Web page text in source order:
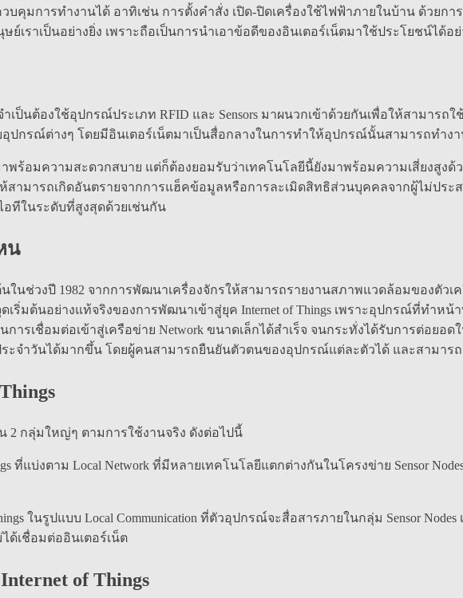
บคุมการทำงานได้ อาทิเช่น การตั้งคำสั่ง เปิด-ปิดเครื่องใช้ไฟฟ้าภายในบ้าน ด้วยก
เราเป็นอย่างยิ่ง เพราะถือเป็นการนำเอาข้อดีของอินเตอร์เน็ตมาใช้ประโยชน์ได้
เป็นต้องใช้อุปกรณ์ประเภท RFID และ Sensors มาผนวกเข้าด้วยกันเพื่อให้สามาร
ปกรณ์ต่างๆ โดยมีอินเตอร์เน็ตมาเป็นสื่อกลางในการทำให้อุปกรณ์นั้นสามารถทำง
พร้อมความสะดวกสบาย แต่ก็ต้องยอมรับว่าเทคโนโลยีนี้ยังมาพร้อมความเสี่ยงสูง
ามารถเกิดอันตรายจากการแฮ็คข้อมูลหรือการละเมิดสิทธิส่วนบุคคลจากผู้ไม่ประ
ทีในระดับที่สูงสุดด้วยเช่นกัน
น
ต้นในช่วงปี 1982 จากการพัฒนาเครื่องจักรให้สามารถรายงานสภาพแวดล้อมของตัว
ริ่มต้นอย่างแท้จริงของการพัฒนาเข้าสู่ยุค Internet of Things เพราะอุปกรณ์ที่ทำหน้
ารเชื่อมต่อเข้าสู่เครือข่าย Network ขนาดเล็กได้สำเร็จ จนกระทั่งได้รับการต่อย
ะจำวันได้มากขึ้น โดยผู้คนสามารถยืนยันตัวตนของอุปกรณ์แต่ละตัวได้ และสามารถ
น 2 กลุ่มใหญ่ๆ ตามการใช้งานจริง ดังต่อไปนี้
ที่แบ่งตาม Local Network ที่มีหลายเทคโนโลยีแตกต่างกันในโครงข่าย Sensor
ในรูปแบบ Local Communication ที่ตัวอุปกรณ์จะสื่อสารภายในกลุ่ม Sensor
ได้เชื่อมต่ออินเตอร์เน็ต
of Things